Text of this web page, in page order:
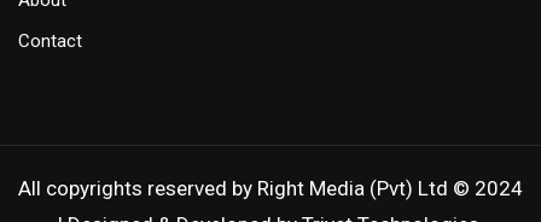
Contact
All copyrights reserved by Right Media (Pvt) Ltd © 2024